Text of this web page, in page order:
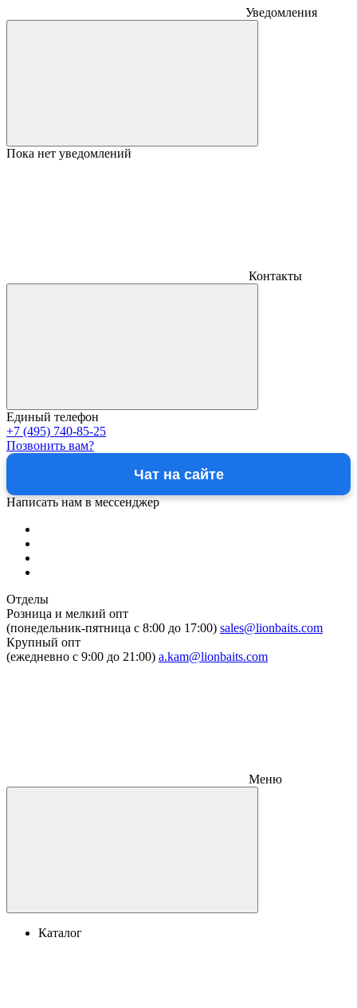
Уведомления
Пока нет уведомлений
Контакты
Единый телефон
+7 (495) 740-85-25
Позвонить вам?
Чат на сайте
Написать нам в мессенджер
Отделы
Розница и мелкий опт
(понедельник-пятница c 8:00 до 17:00) sales@lionbaits.com
Крупный опт
(ежедневно с 9:00 до 21:00) a.kam@lionbaits.com
Меню
Каталог